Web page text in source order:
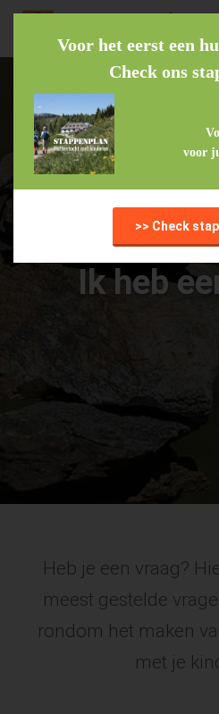
Ik heb
Heb je een vraag?
meest gestelde
rondom het maken
met je
Voor het eerst een
Check ons
voor
>> Check